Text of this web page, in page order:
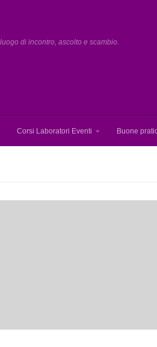
di incontro, ascolto e scambio.
Corsi Laboratori Eventi Buone